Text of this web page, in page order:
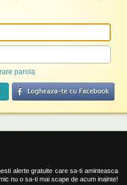
parola
alerte gratuite care sa-ti aminteasca
nu o sa-ti mai scape de acum inainte!